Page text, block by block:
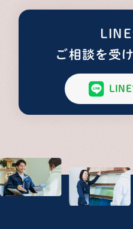
LINE
ご相談を受
LINE